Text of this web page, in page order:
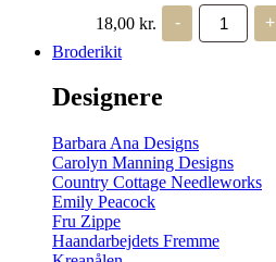
18,00 kr. -
Gütermann
Ritråd
-
+
Broderikit
Designere
Barbara Ana Designs
Carolyn Manning Designs
Country Cottage Needleworks
Emily Peacock
Fru Zippe
Haandarbejdets Fremme